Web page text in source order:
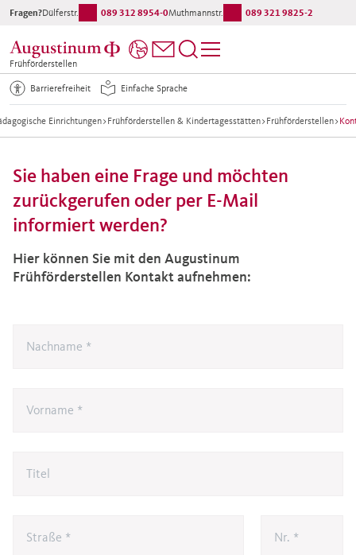
Frühförderstellen
Fragen?Dülferstr.: 089 312 8954-0Muthmannstr.: 089 321 9825-2
Einrichtungen> Frühförderstellen & Kindertagesstätten> Frühförderstellen>
Barrierefreiheit Einfache Sprache
Sie haben eine Frage und möchten
zurückgerufen oder per E-Mail
informiert werden?
Hier können Sie mit den Augustinum
Frühförderstellen Kontakt aufnehmen: